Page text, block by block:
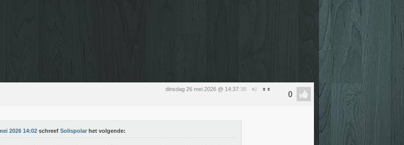
dinsdag 26 mei 2026 @ 14:37:38 #2
2026 14:02 schreef Solispolar het volgende: